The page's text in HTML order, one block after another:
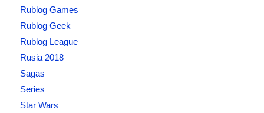
Rublog Games
Rublog Geek
Rublog League
Rusia 2018
Sagas
Series
Star Wars